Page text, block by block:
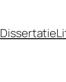
Dissertatie